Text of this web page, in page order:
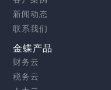
新闻动态
联系我们
金蝶产品
财务云
税务云